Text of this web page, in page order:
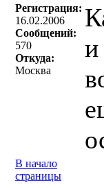
Регистрация:
16.02.2006
Сообщений:
570
Откуда:
Москва
и
В начало
страницы